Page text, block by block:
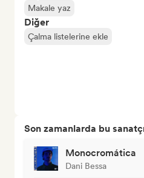
Makale yaz
Diğer
Çalma listelerine ekle
Son zamanlarda bu
Monocromática
Dani Bessa